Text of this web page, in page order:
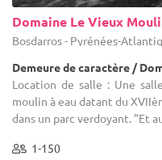
Domaine Le Vieux
Bosdarros - Pyrénées-
Demeure de caractère /
Location de salle : Une
moulin à eau datant du
dans un parc verdoyant. "Et
1-150